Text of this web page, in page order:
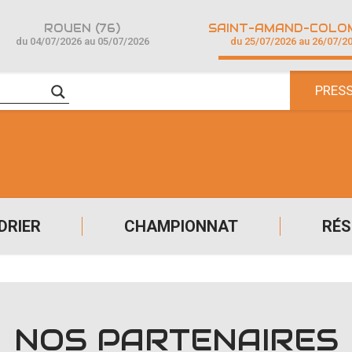
CHAMPIONNAT
ROUEN (76)
du 04/07/2026 au 05/07/2026 du 25/07/2026 au 26/07/
NOS PARTENAIRES